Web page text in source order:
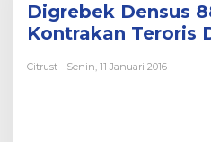
g
r
e
b
e
Digrebek Densus
Kontrakan Teroris
Citrust Senin, 11 Januari 2016